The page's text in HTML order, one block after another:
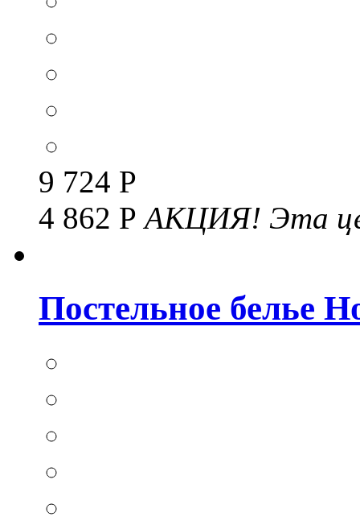
9 724 Р
4 862 РАКЦИЯ! Эта
Постельное белье